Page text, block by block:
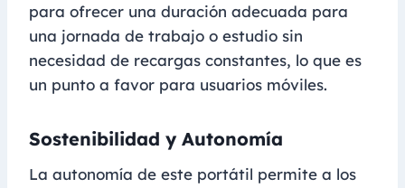
para ofrecer una duración adecuada para
una jornada de trabajo o estudio sin
necesidad de recargas constantes, lo que es
un punto a favor para usuarios móviles.
Sostenibilidad y Autonomía
La autonomía de este portátil permite a los